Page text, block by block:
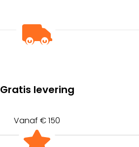
Gratis levering
Vanaf € 150